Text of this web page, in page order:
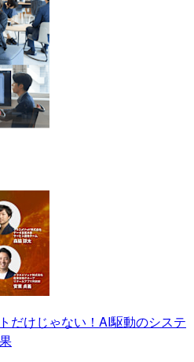
だけじゃない！AI駆動のシステ